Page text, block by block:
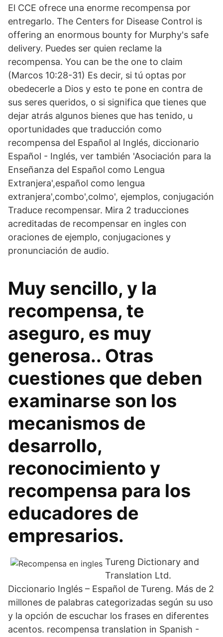
El CCE ofrece una enorme recompensa por
entregarlo. The Centers for Disease Control is
offering an enormous bounty for Murphy's safe
delivery. Puedes ser quien reclame la
recompensa. You can be the one to claim
(Marcos 10:28-31) Es decir, si tú optas por
obedecerle a Dios y esto te pone en contra de
sus seres queridos, o si significa que tienes que
dejar atrás algunos bienes que has tenido, u
oportunidades que traducción como
recompensa del Español al Inglés, diccionario
Español - Inglés, ver también 'Asociación para la
Enseñanza del Español como Lengua
Extranjera',español como lengua
extranjera',combo',colmo', ejemplos, conjugación
Traduce recompensar. Mira 2 traducciones
acreditadas de recompensar en ingles con
oraciones de ejemplo, conjugaciones y
pronunciación de audio.
Muy sencillo, y la
recompensa, te
aseguro, es muy
generosa.. Otras
cuestiones que deben
examinarse son los
mecanismos de
desarrollo,
reconocimiento y
recompensa para los
educadores de
empresarios.
Tureng Dictionary and
Translation Ltd.
Diccionario Inglés – Español de Tureng. Más de 2
millones de palabras categorizadas según su uso
y la opción de escuchar los frases en diferentes
acentos. recompensa translation in Spanish -